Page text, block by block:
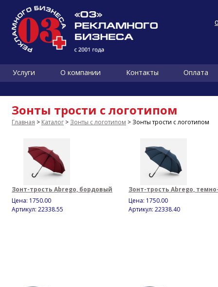
Услуги О компании Контакты Оплата
Зонты трости с логотипом
Главная > Каталог > Зонты с логотипом > Зонты трости с логотипом
Зонт-трость Abrego, бордовый
Цена: 1750.00
Артикул: 22338.55
Зонт-трость Abrego,
Цена: 1750.00
Артикул: 22338.40